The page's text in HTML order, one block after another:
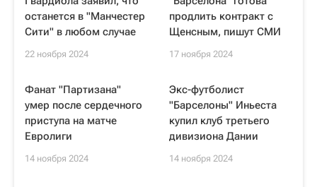
останется в "Манчестер
Сити" в любом случае
22 ноября 2024
продлить контракт с
Щенсным, пишут СМИ
17 ноября 2024
Фанат "Партизана"
умер после сердечного
приступа на матче
Евролиги
14 ноября 2024
Экс-футболист
"Барселоны" Иньеста
купил клуб третьего
дивизиона Дании
14 ноября 2024